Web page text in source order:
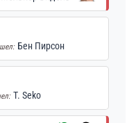
Бен Пирсон
T. Seko